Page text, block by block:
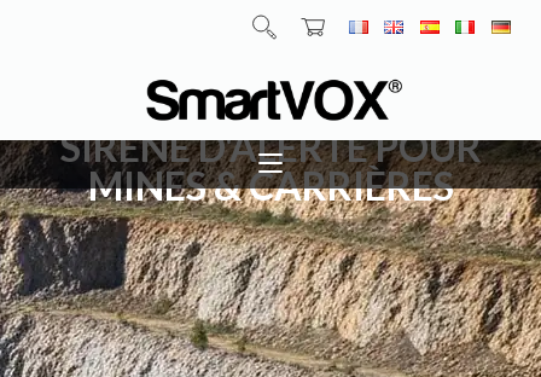
SIRÈNE D'ALERTE POUR
MINES & CARRIÈRES